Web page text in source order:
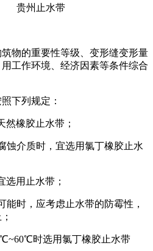
物的重要性等级、变形缝变形量
工作环境、经济因素等条件综合
下列规定：
然橡胶止水带；
蚀介质时，宜选用氯丁橡胶止水
选用止水带；
能时，应考虑止水带的防霉性，
时选用氯丁橡胶止水带